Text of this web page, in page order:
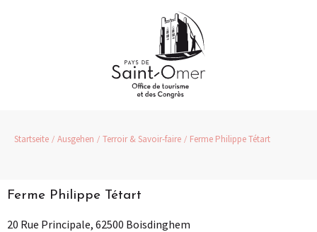
Startseite Ausgehen Terroir & Savoir-faire Ferme Philippe Tétart
Ferme Philippe Tétart
20 Rue Principale, 62500 Boisdinghem